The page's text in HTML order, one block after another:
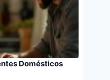
Domésticos